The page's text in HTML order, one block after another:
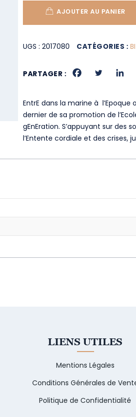
AJOUTER AU PANIER
UGS :2017080 CATÉGORIES :
PARTAGER :
EntrE dans la marine à
dernier de sa promotion de
gEnEration. S’appuyant sur des
l’Entente cordiale et des crises,
LIENS UTILES
Mentions Légales
Conditions Générales de
Politique de Confidentialité